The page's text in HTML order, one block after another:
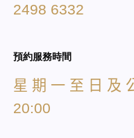
2498 6332
預約服務時間
星 期 一 至 日 及
20:00